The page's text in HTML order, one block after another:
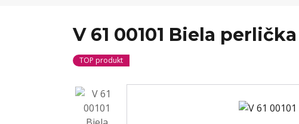
V 61 00101 Biela
TOP produkt